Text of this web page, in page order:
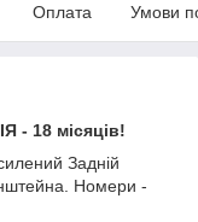
Оплата Умови
18 місяців!
Задній
Номери -